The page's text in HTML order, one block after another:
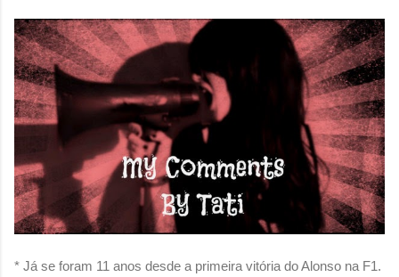
* Já se foram 11 anos desde a primeira vitória do Alonso na F1.